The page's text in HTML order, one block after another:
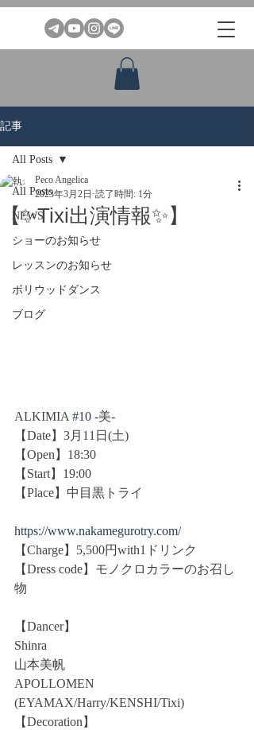
記事
All Posts
NEWS
ショーのお知らせ
レッスンのお知らせ
ボリウッドダンス
ブログ
All Posts
【✨Tixi出演情報✨】
Peco Angelica
2023年3月2日 読了時間: 1分
ALKIMIA #10 -美-
【Date】3月11日(土)
【Open】18:30
【Start】19:00
【Place】中目黒トライ
https://www.nakamegurotry.com/
【Charge】5,500円with1ドリンク
【Dress code】モノクロカラーのお召し
物
【Dancer】
Shinra
山本美帆
APOLLOMEN
(EYAMAX/Harry/KENSHI/Tixi)
【Decoration】